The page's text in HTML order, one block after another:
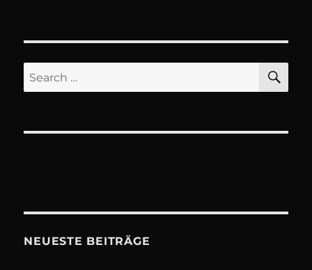
Search
for:
NEUESTE BEITRÄGE